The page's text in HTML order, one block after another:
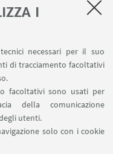
I
necessari per il suo
di tracciamento facoltativi
facoltativi sono usati per
della comunicazione
utenti.
solo con i cookie
Navile
CHIMIND
SU: